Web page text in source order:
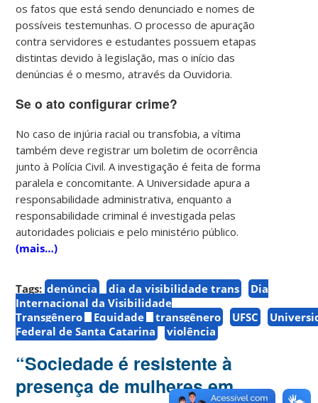
os fatos que está sendo denunciado e nomes de
possíveis testemunhas. O processo de apuração
contra servidores e estudantes possuem etapas
distintas devido à legislação, mas o início das
denúncias é o mesmo, através da Ouvidoria.
Se o ato configurar crime?
No caso de injúria racial ou transfobia, a vítima
também deve registrar um boletim de ocorrência
junto à Polícia Civil. A investigação é feita de forma
paralela e concomitante. A Universidade apura a
responsabilidade administrativa, enquanto a
responsabilidade criminal é investigada pelas
autoridades policiais e pelo ministério público.
(mais…)
Tags: denúncia dia da visibilidade trans
Dia
Internacional da Visibilidade
Transgênero
Equidade transgênero UFSC
Federal de Santa Catarina
violência
“Sociedade é resistente à
presença de mulheres em